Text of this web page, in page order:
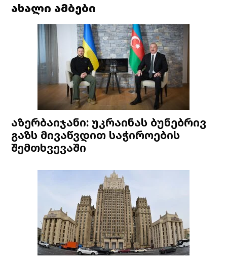
ახალი ამბები
აზერბაიჯანი: უკრაინას ბუნებრივ
გაზს მივაწვდით საჭიროების
შემთხვევაში